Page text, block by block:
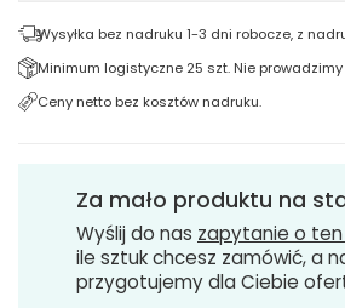
Wysyłka bez nadruku 1-3 dni robocze, z
Minimum logistyczne 25 szt. Nie
Ceny netto bez kosztów nadruku.
Za mało produktu na
Wyślij do nas zapytanie o
ile sztuk chcesz zamówić, a
przygotujemy dla Ciebie